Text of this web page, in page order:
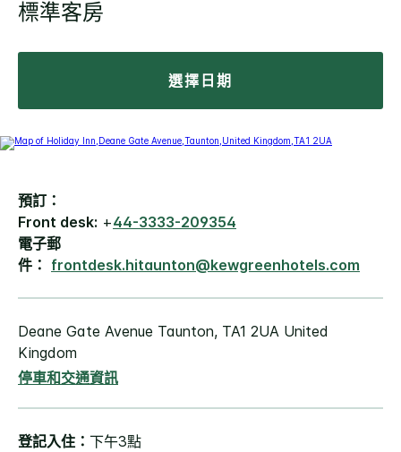
標準客房
選擇日期
預訂：
Front desk: +44-3333-209354
電子郵
件： frontdesk.hitaunton@kewgreenhotels.com
Deane Gate Avenue Taunton, TA1 2UA United
Kingdom
停車和交通資訊
登記入住： 下午3點